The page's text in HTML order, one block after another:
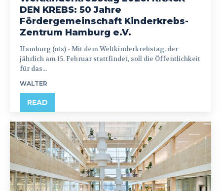
DEN KREBS: 50 Jahre
Fördergemeinschaft Kinderkrebs-
Zentrum Hamburg e.V.
Hamburg (ots) - Mit dem Weltkinderkrebstag, der
jährlich am 15. Februar stattfindet, soll die Öffentlichkeit
für das...
WALTER
READ